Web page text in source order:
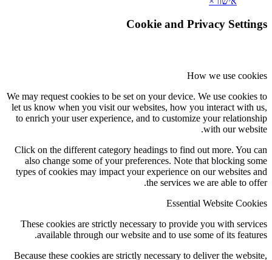
Cookie and
How
We may request cookies to be set on your device. We
let us know when you visit our websites, how you
to enrich your user experience, and to customize
Click on the different category headings to find out
also change some of your preferences. Note that
types of cookies may impact your experience on
the services we
Essential
These cookies are strictly necessary to provide
available through our website and to use some
Because these cookies are strictly necessary to